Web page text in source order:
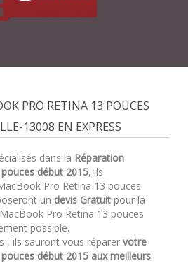
PRO RETINA 13 POUCES
13008 EN EXPRESS
dans la Réparation
début 2015, ils
Pro Retina 13 pouces
un devis Gratuitpour la
Pro Retina 13 pouces
possible.
, ils sauront vous réparer votre
début 2015 aux meilleurs